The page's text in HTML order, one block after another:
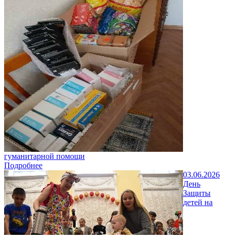
гуманитарной помощи
Подробнее
03.06.2026
День
Защиты
детей на